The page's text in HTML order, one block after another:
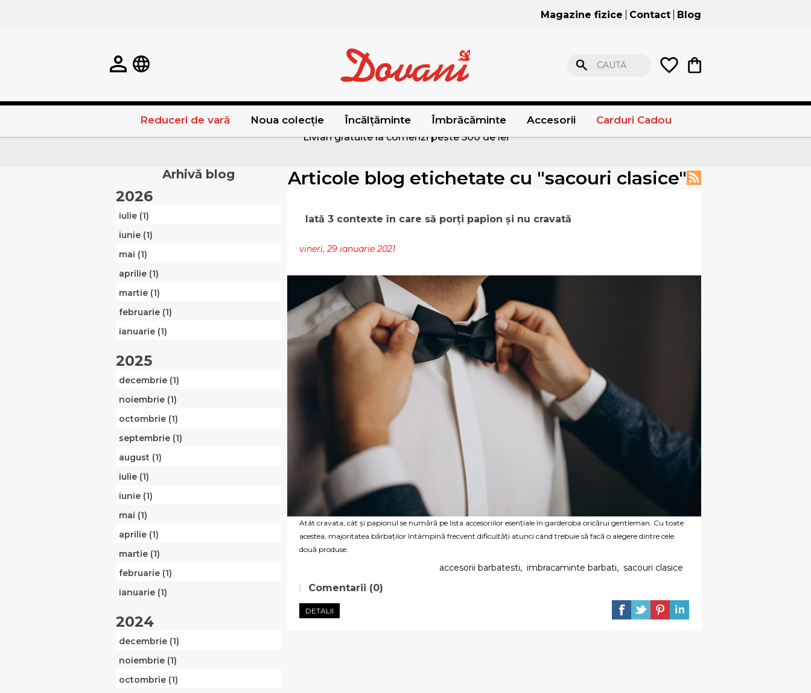
Magazine fizice Contact Blog
CAUTĂ
Reduceri de vară Noua colecție Încălțăminte Îmbrăcăminte Accesorii Carduri Cadou
Livrari gratuite la comenzi peste 500 de lei
Arhivă blog
2026
iulie (1)
iunie (1)
mai (1)
aprilie (1)
martie (1)
februarie (1)
ianuarie (1)
2025
decembrie (1)
noiembrie (1)
octombrie (1)
septembrie (1)
august (1)
iulie (1)
iunie (1)
mai (1)
aprilie (1)
martie (1)
februarie (1)
ianuarie (1)
2024
decembrie (1)
noiembrie (1)
octombrie (1)
Articole blog etichetate cu "sacouri clasice"
Iată 3 contexte în care să porți papion și nu cravată
vineri, 29 ianuarie 2021
Atât cravata, cât și papionul se numără pe lista accesoriilor esențiale în garderoba oricărui gentleman. Cu toate
acestea, majoritatea bărbaților întâmpină frecvent dificultăți atunci când trebuie să facă o alegere dintre cele
două produse.
accesorii barbatesti, imbracaminte barbati, sacouri clasice
Comentarii (0)
DETALII